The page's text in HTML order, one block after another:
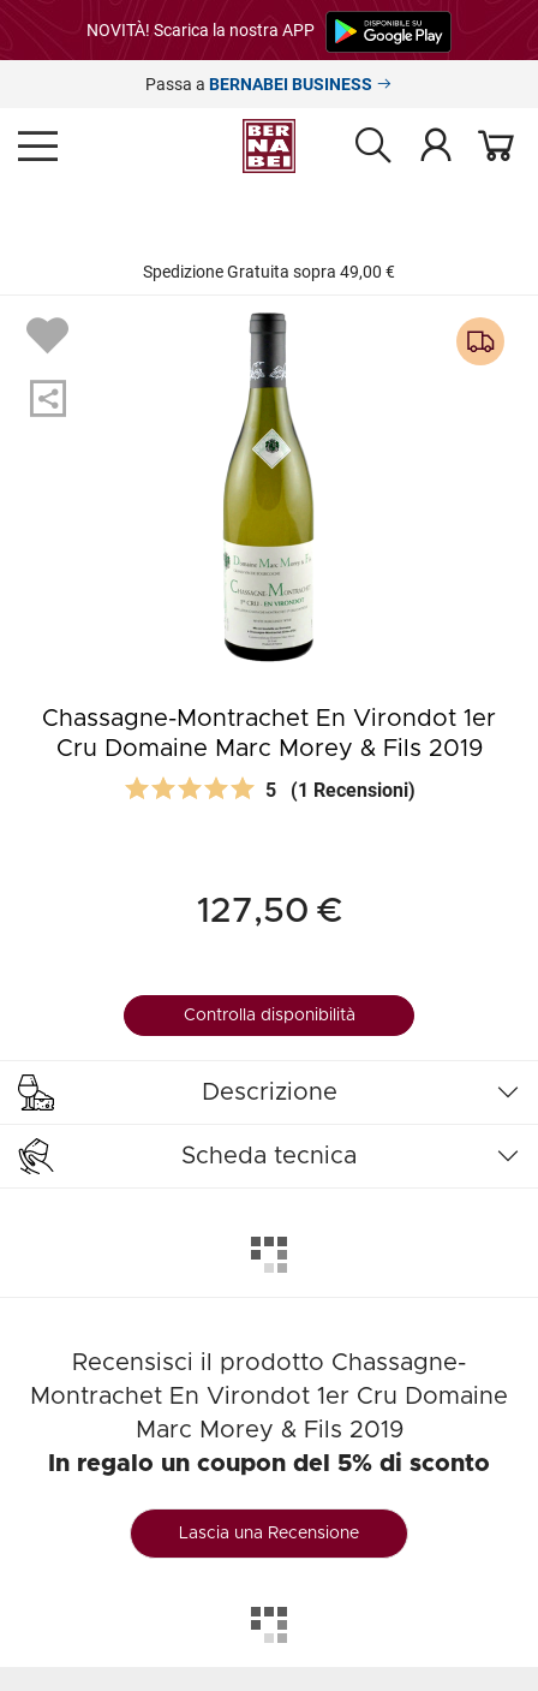
NOVITÀ! Scarica la nostra APP
Passa a BERNABEI BUSINESS
Spedizione Gratuita sopra 49,00 €
Chassagne-Montrachet En Virondot 1er
Cru Domaine Marc Morey & Fils 2019
5 (1 Recensioni)
127,50 €
Controlla disponibilità
Descrizione
Scheda tecnica
Recensisci il prodotto Chassagne-
Montrachet En Virondot 1er Cru Domaine
Marc Morey & Fils 2019
In regalo un coupon del 5% di sconto
Lascia una Recensione